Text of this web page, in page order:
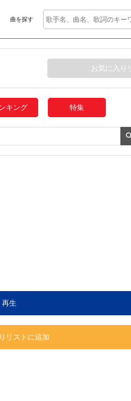
曲を探す
お気に入り
キング 特集
再生
リストに追加